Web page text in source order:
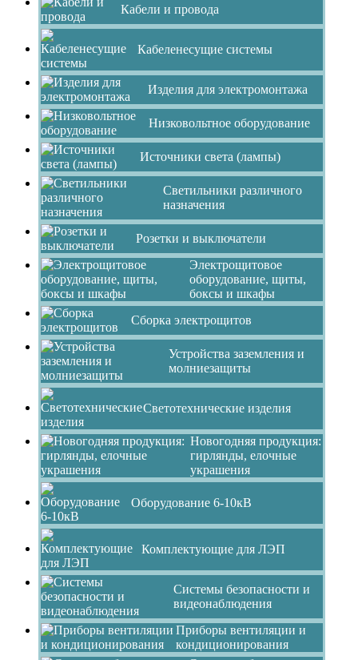
Кабели и провода
Кабеленесущие системы
Изделия для электромонтажа
Низковольтное оборудование
Источники света (лампы)
Светильники различного
назначения
Розетки и выключатели
Электрощитовое
оборудование, щиты,
боксы и шкафы
Сборка электрощитов
Устройства заземления и
молниезащиты
Светотехнические изделия
Новогодняя продукция:
гирлянды, елочные
украшения
Оборудование 6-10кВ
Комплектующие для ЛЭП
Системы безопасности и
видеонаблюдения
Приборы вентиляции и
кондиционирования